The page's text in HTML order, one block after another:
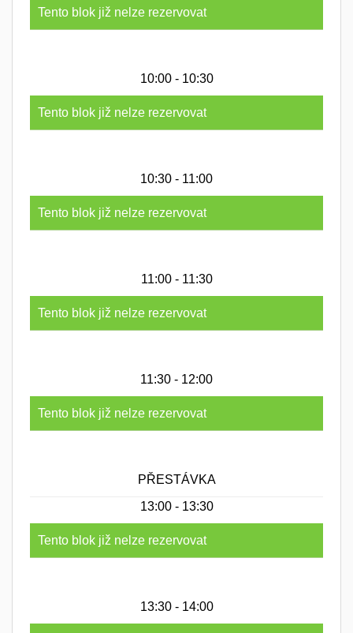
Tento blok již nelze rezervovat
10:00 - 10:30
Tento blok již nelze rezervovat
10:30 - 11:00
Tento blok již nelze rezervovat
11:00 - 11:30
Tento blok již nelze rezervovat
11:30 - 12:00
Tento blok již nelze rezervovat
PŘESTÁVKA
13:00 - 13:30
Tento blok již nelze rezervovat
13:30 - 14:00